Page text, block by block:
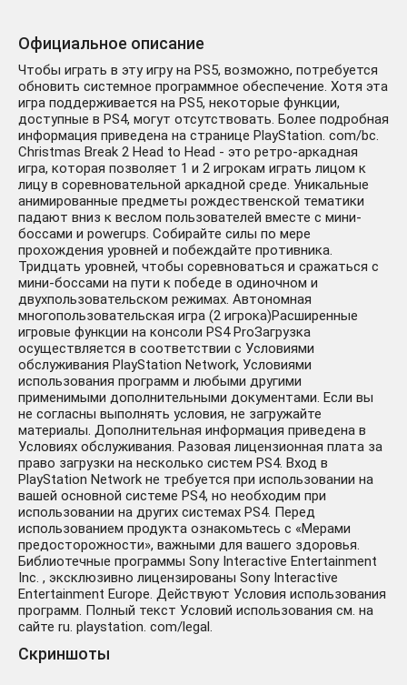
Официальное описание
Чтобы играть в эту игру на PS5, возможно, потребуется
обновить системное программное обеспечение. Хотя эта
игра поддерживается на PS5, некоторые функции,
доступные в PS4, могут отсутствовать. Более подробная
информация приведена на странице PlayStation. com/bc.
Christmas Break 2 Head to Head - это ретро-аркадная
игра, которая позволяет 1 и 2 игрокам играть лицом к
лицу в соревновательной аркадной среде. Уникальные
анимированные предметы рождественской тематики
падают вниз к веслом пользователей вместе с мини-
боссами и powerups. Собирайте силы по мере
прохождения уровней и побеждайте противника.
Тридцать уровней, чтобы соревноваться и сражаться с
мини-боссами на пути к победе в одиночном и
двухпользовательском режимах. Автономная
многопользовательская игра (2 игрока)Расширенные
игровые функции на консоли PS4 ProЗагрузка
осуществляется в соответствии с Условиями
обслуживания PlayStation Network, Условиями
использования программ и любыми другими
применимыми дополнительными документами. Если вы
не согласны выполнять условия, не загружайте
материалы. Дополнительная информация приведена в
Условиях обслуживания. Разовая лицензионная плата за
право загрузки на несколько систем PS4. Вход в
PlayStation Network не требуется при использовании на
вашей основной системе PS4, но необходим при
использовании на других системах PS4. Перед
использованием продукта ознакомьтесь с «Мерами
предосторожности», важными для вашего здоровья.
Библиотечные программы Sony Interactive Entertainment
Inc. , эксклюзивно лицензированы Sony Interactive
Entertainment Europe. Действуют Условия использования
программ. Полный текст Условий использования см. на
сайте ru. playstation. com/legal.
Скриншоты